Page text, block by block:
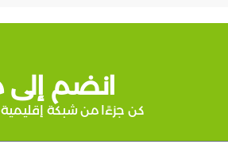
انضم
كن جزءًا من شبكة إقليمية